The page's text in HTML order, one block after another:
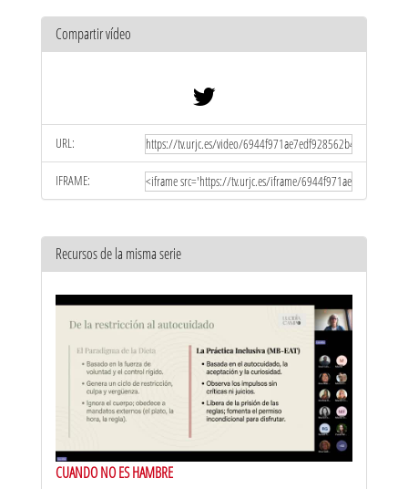
Compartir vídeo
URL:
IFRAME:
Recursos de la misma serie
CUANDO NO ES HAMBRE